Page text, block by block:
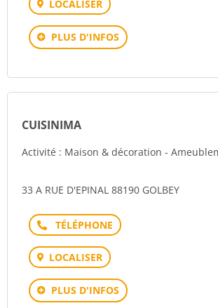
LOCALISER
PLUS D'INFOS
CUISINIMA
Activité : Maison & décoration -
33 A RUE D'EPINAL 88190 GOLBEY
Téléphone
LOCALISER
PLUS D'INFOS